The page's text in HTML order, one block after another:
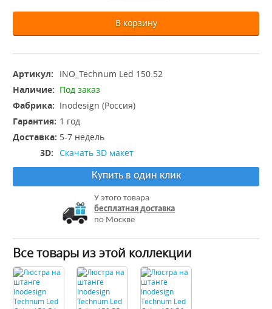
В корзину
Артикул:
INO_Technum Led 150.52
Наличие: Под заказ
Фабрика: Inodesign (Россия)
Гарантия: 1 год
Доставка: 5-7 недель
3D: Скачать 3D макет
Купить в один клик
У этого товара
бесплатная доставка
по Москве
Все товары из этой коллекции